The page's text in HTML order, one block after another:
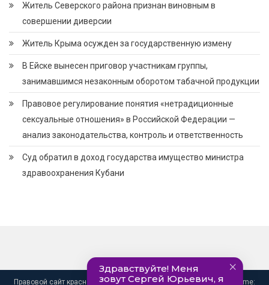
Житель Северского района признан виновным в
совершении диверсии
Житель Крыма осужден за государственную измену
В Ейске вынесен приговор участникам группы,
занимавшимся незаконным оборотом табачной продукции
Правовое регулирование понятия «нетрадиционные
сексуальные отношения» в Российской Федерации —
анализ законодательства, контроль и ответственность
Суд обратил в доход государства имущество министра
здравоохранения Кубани
Правовой сайт краснодарского края. info@pravo-krasnodar.ru Theme: